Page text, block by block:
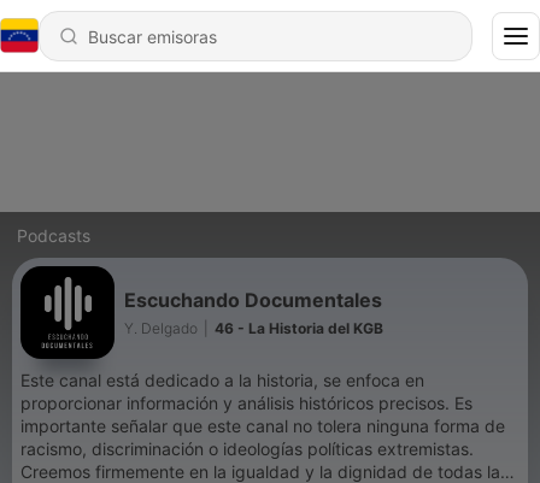
Podcasts
Escuchando Documentales
Y. Delgado 46 - La Historia del KGB
Este canal está dedicado a la historia, se enfoca en
proporcionar información y análisis históricos precisos. Es
importante señalar que este canal no tolera ninguna forma de
racismo, discriminación o ideologías políticas extremistas.
Creemos firmemente en la igualdad y la dignidad de todas las